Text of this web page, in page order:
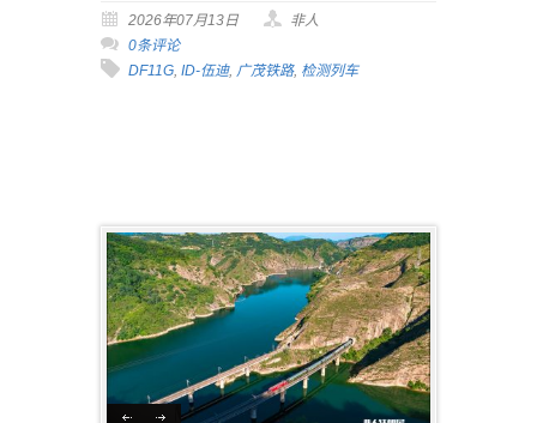
2026年07月13日
非人
0条评论
DF11G ID-伍迪, 广茂铁路, 检测列车